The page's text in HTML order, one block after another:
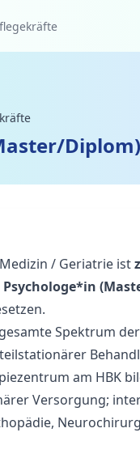
/ Geriatrie ist
Psychologe*in
Spektrum
am HBK
Versorgung;